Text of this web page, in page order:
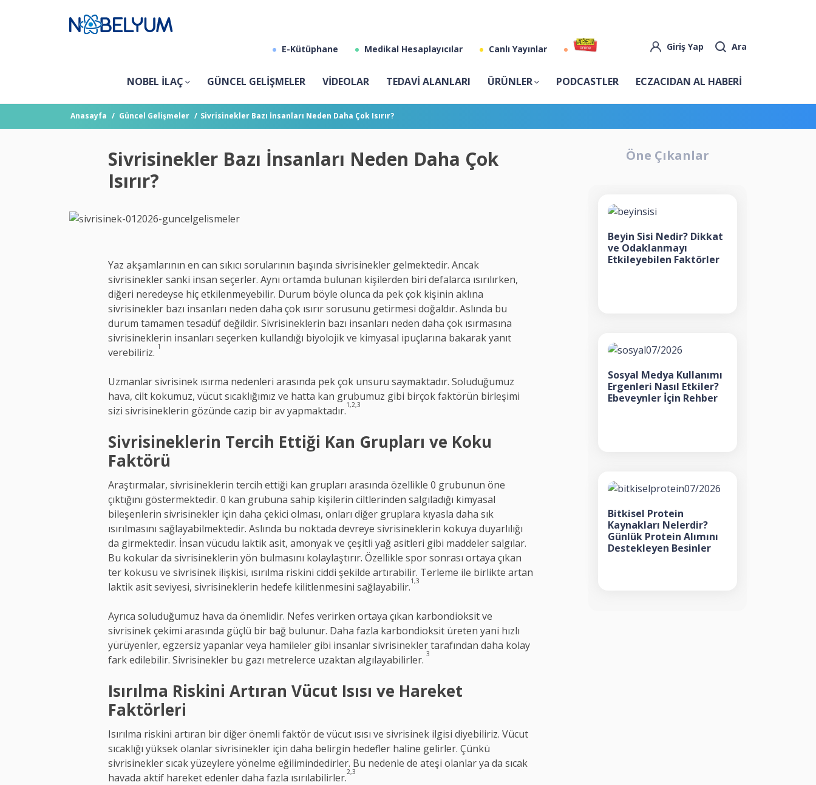
E-Kütüphane Medikal Hesaplayıcılar Canlı Yayınlar Giriş Yap Ara
NOBEL İLAÇ GÜNCEL GELİŞMELER VİDEOLAR TEDAVİ ALANLARI ÜRÜNLER PODCASTLER ECZACIDAN AL HABERİ
Anasayfa Güncel Gelişmeler Sivrisinekler Bazı İnsanları Neden Daha Çok Isırır?
Sivrisinekler Bazı İnsanları Neden Daha Çok
Isırır?
Yaz akşamlarının en can sıkıcı sorularının başında sivrisinekler gelmektedir. Ancak
sivrisinekler sanki insan seçerler. Aynı ortamda bulunan kişilerden biri defalarca ısırılırken,
diğeri neredeyse hiç etkilenmeyebilir. Durum böyle olunca da pek çok kişinin aklına
sivrisinekler bazı insanları neden daha çok ısırır sorusunu getirmesi doğaldır. Aslında bu
durum tamamen tesadüf değildir. Sivrisineklerin bazı insanları neden daha çok ısırmasına
sivrisineklerin insanları seçerken kullandığı biyolojik ve kimyasal ipuçlarına bakarak yanıt
verebiliriz. 1
Uzmanlar sivrisinek ısırma nedenleri arasında pek çok unsuru saymaktadır. Soluduğumuz
hava, cilt kokumuz, vücut sıcaklığımız ve hatta kan grubumuz gibi birçok faktörün birleşimi
sizi sivrisineklerin gözünde cazip bir av yapmaktadır.1,2,3
Sivrisineklerin Tercih Ettiği Kan Grupları ve Koku
Faktörü
Araştırmalar, sivrisineklerin tercih ettiği kan grupları arasında özellikle 0 grubunun öne
çıktığını göstermektedir. 0 kan grubuna sahip kişilerin ciltlerinden salgıladığı kimyasal
bileşenlerin sivrisinekler için daha çekici olması, onları diğer gruplara kıyasla daha sık
ısırılmasını sağlayabilmektedir. Aslında bu noktada devreye sivrisineklerin kokuya duyarlılığı
da girmektedir. İnsan vücudu laktik asit, amonyak ve çeşitli yağ asitleri gibi maddeler salgılar.
Bu kokular da sivrisineklerin yön bulmasını kolaylaştırır. Özellikle spor sonrası ortaya çıkan
ter kokusu ve sivrisinek ilişkisi, ısırılma riskini ciddi şekilde artırabilir. Terleme ile birlikte artan
laktik asit seviyesi, sivrisineklerin hedefe kilitlenmesini sağlayabilir.1,3
Ayrıca soluduğumuz hava da önemlidir. Nefes verirken ortaya çıkan karbondioksit ve
sivrisinek çekimi arasında güçlü bir bağ bulunur. Daha fazla karbondioksit üreten yani hızlı
yürüyenler, egzersiz yapanlar veya hamileler gibi insanlar sivrisinekler tarafından daha kolay
fark edilebilir. Sivrisinekler bu gazı metrelerce uzaktan algılayabilirler. 3
Isırılma Riskini Artıran Vücut Isısı ve Hareket
Faktörleri
Isırılma riskini artıran bir diğer önemli faktör de vücut ısısı ve sivrisinek ilgisi diyebiliriz. Vücut
sıcaklığı yüksek olanlar sivrisinekler için daha belirgin hedefler haline gelirler. Çünkü
sivrisinekler sıcak yüzeylere yönelme eğilimindedirler. Bu nedenle de ateşi olanlar ya da sıcak
havada aktif hareket edenler daha fazla ısırılabilirler.2,3
Öne Çıkanlar
Beyin Sisi Nedir? Dikkat
ve Odaklanmayı
Etkileyebilen Faktörler
Sosyal Medya Kullanımı
Ergenleri Nasıl Etkiler?
Ebeveynler İçin Rehber
Bitkisel Protein
Kaynakları Nelerdir?
Günlük Protein Alımını
Destekleyen Besinler